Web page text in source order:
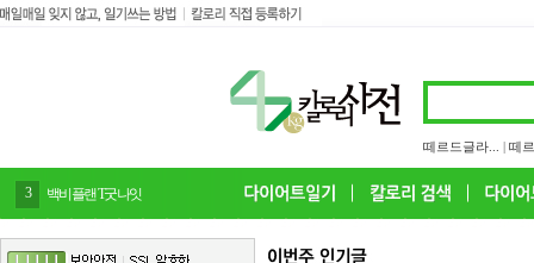
떼르드글라... 떼
3 백비플랜 T굿나잇